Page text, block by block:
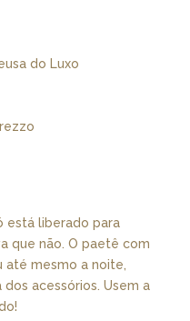
do Luxo
está liberado para
que não. O paetê com
até mesmo a noite,
acessórios. Usem a